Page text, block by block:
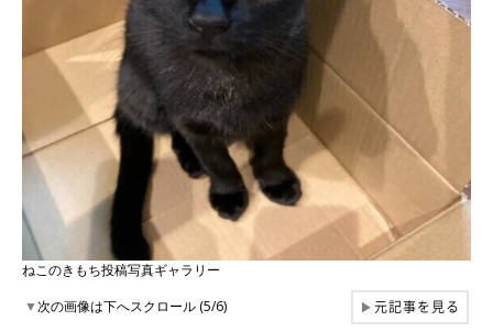
ねこのきもち投稿写真ギャラリー
▼次の画像は下へスクロール (5/6) ▶元記事を見る